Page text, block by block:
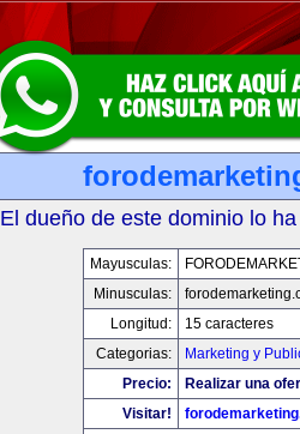
El dueño de este dominio lo
Mayusculas:
Minusculas:
Longitud:
15 caracteres
Categorias:
Marketing y
Precio:
Realizar una
Visitar!